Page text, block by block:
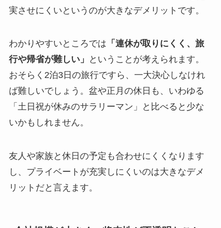
実させにくいというのが大きなデメリットです。
わかりやすいところでは 「連休が取りにくく、旅
行や帰省が難しい」
ということが考えられます。
おそらく2泊3日の旅行ですら、一大決心しなけれ
ば難しいでしょう。盆や正月の休日も、いわゆる
「土日祝が休みのサラリーマン」と比べると少な
いかもしれません。
友人や家族と休日の予定も合わせにくくなります
し、プライベートが充実しにくいのは大きなデメ
リットだと言えます。